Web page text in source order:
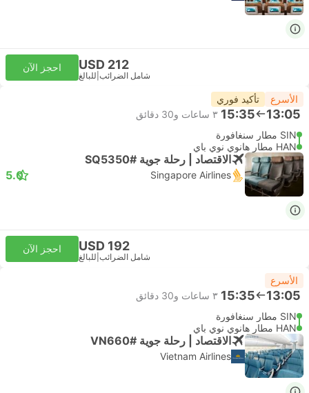
USD 212
شامل الضرائب للبالغ
احجز الآن
الأسرع تأكيد فوري
13:05
15:35 ٣ ساعات و‫30 دقائق
SIN مطار سنغافورة
HAN مطار هانوي نوي باي
الاقتصاد | رحلة جوية #SQ5350
Singapore Airlines
5.0
USD 192
شامل الضرائب للبالغ
احجز الآن
الأسرع
13:05
15:35 ٣ ساعات و‫30 دقائق
SIN مطار سنغافورة
HAN مطار هانوي نوي باي
الاقتصاد | رحلة جوية #VN660
Vietnam Airlines